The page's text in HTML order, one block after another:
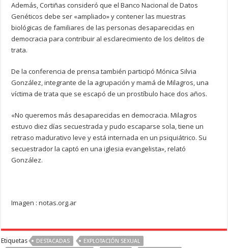
Además, Cortiñas consideró que el Banco Nacional de Datos
Genéticos debe ser «ampliado» y contener las muestras
biológicas de familiares de las personas desaparecidas en
democracia para contribuir al esclarecimiento de los delitos de
trata.
De la conferencia de prensa también participó Mónica Silvia
González, integrante de la agrupación y mamá de Milagros, una
víctima de trata que se escapó de un prostíbulo hace dos años.
«No queremos más desaparecidas en democracia. Milagros
estuvo diez días secuestrada y pudo escaparse sola, tiene un
retraso madurativo leve y está internada en un psiquiátrico. Su
secuestrador la captó en una iglesia evangelista», relató
González.
Imagen : notas.org.ar
Etiquetas DESTACADAS EXPLOTACIÓN SEXUAL